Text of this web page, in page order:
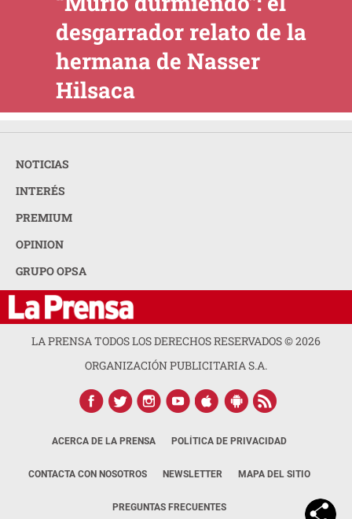
desgarrador relato de la
hermana de Nasser
Hilsaca
NOTICIAS
INTERÉS
PREMIUM
OPINION
GRUPO OPSA
LA PRENSA TODOS LOS DERECHOS RESERVADOS ©2026
ORGANIZACIÓN PUBLICITARIA S.A.
ACERCA DE LA PRENSA POLÍTICA DE PRIVACIDAD
CONTACTA CON NOSOTROS NEWSLETTER MAPA DEL SITIO
PREGUNTAS FRECUENTES